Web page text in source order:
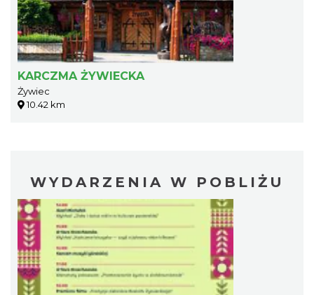
KARCZMA ŻYWIECKA
Żywiec
10.42 km
WYDARZENIA W POBLIŻU